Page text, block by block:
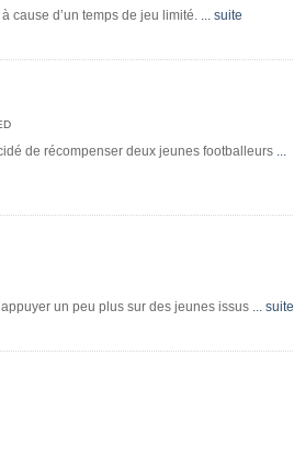
cause d’un temps de jeu limité. ... suite
de récompenser deux jeunes footballeurs ...
un peu plus sur des jeunes issus ... suite